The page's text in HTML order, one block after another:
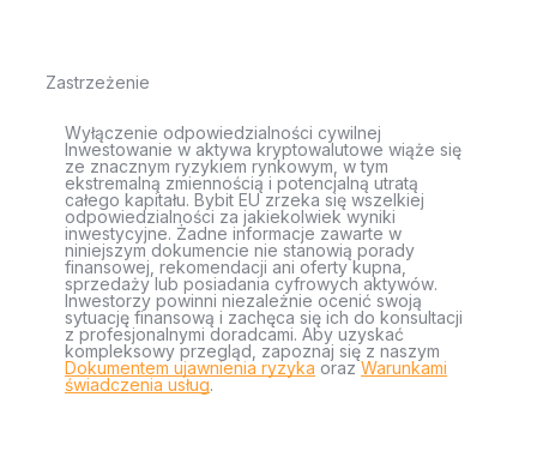
Zastrzeżenie
Wyłączenie odpowiedzialności cywilnej
Inwestowanie w aktywa kryptowalutowe wiąże się
ze znacznym ryzykiem rynkowym, w tym
ekstremalną zmiennością i potencjalną utratą
całego kapitału. Bybit EU zrzeka się wszelkiej
odpowiedzialności za jakiekolwiek wyniki
inwestycyjne. Żadne informacje zawarte w
niniejszym dokumencie nie stanowią porady
finansowej, rekomendacji ani oferty kupna,
sprzedaży lub posiadania cyfrowych aktywów.
Inwestorzy powinni niezależnie ocenić swoją
sytuację finansową i zachęca się ich do konsultacji
z profesjonalnymi doradcami. Aby uzyskać
kompleksowy przegląd, zapoznaj się z naszym
Dokumentem ujawnienia ryzyka orazWarunkami
świadczenia usług.